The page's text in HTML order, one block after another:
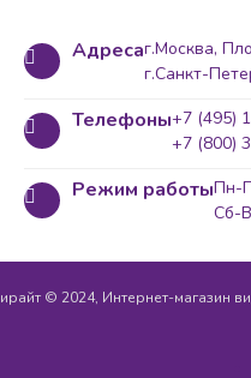
Адресаг.Москва,
г.Санкт-
Телефоны+7 (495)
+7 (800)
Режим работыПн-
Сб-
© 2024, Интернет-магазин